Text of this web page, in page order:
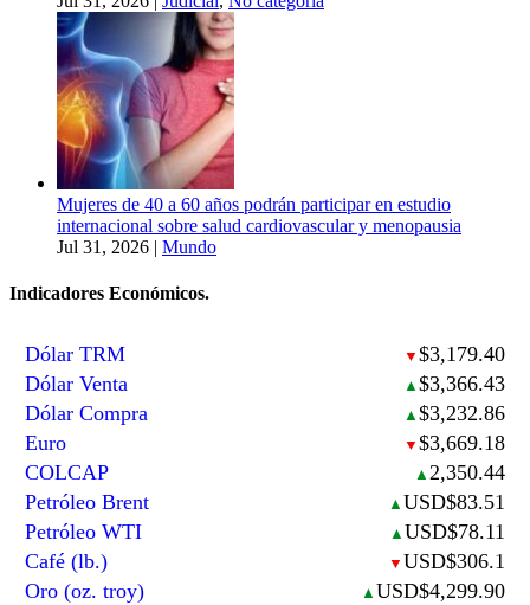
Mujeres de 40 a 60 años podrán participar en estudio
internacional sobre salud cardiovascular y menopausia
Jul 31, 2026 | Mundo
Indicadores Económicos.
Dólar TRM ▼ $3,179.40
Dólar Venta
▲ $3,366.43
Dólar Compra
▲ $3,232.86
Euro
▼ $3,669.18
COLCAP
▲ 2,350.44
Petróleo Brent
▲ USD$83.51
Petróleo WTI
▲ USD$78.11
Café (lb.)
▼ USD$306.1
Oro (oz. troy)
▲ USD$4,299.90